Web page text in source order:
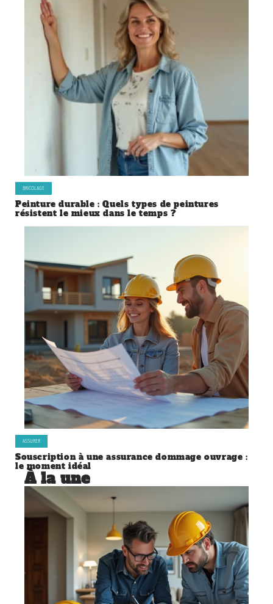
BRICOLAGE
Peinture durable : Quels types de peintures
résistent le mieux dans le temps ?
ASSURER
Souscription à une assurance dommage ouvrage :
le moment idéal
À la une